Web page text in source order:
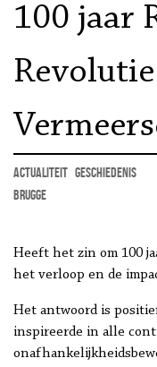
100 jaar
actualiteit geschiedenis
Brugge
Heeft het zin om 100
het verloop en de
Het antwoord is
inspireerde in alle